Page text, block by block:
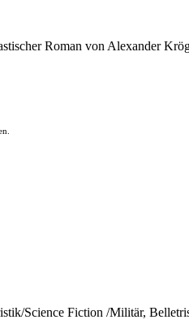
Science Fiction /Militär,